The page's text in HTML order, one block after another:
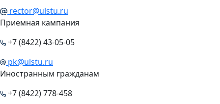
rector@ulstu.ru
Приемная кампания
+7 (8422) 43-05-05
pk@ulstu.ru
Иностранным гражданам
+7 (8422) 778-458